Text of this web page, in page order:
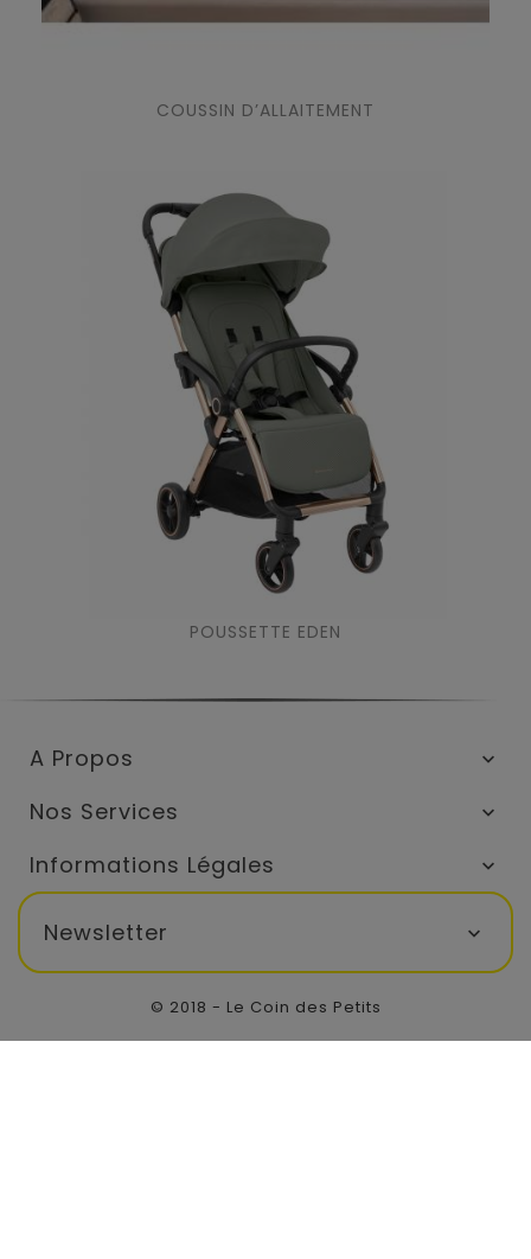
COUSSIN D’ALLAITEMENT
POUSSETTE EDEN
A Propos 
Nos Services 
Informations Légales 
Newsletter 
© 2018 - Le Coin des Petits